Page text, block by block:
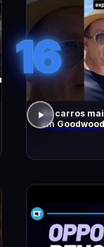
16
Os carros
em Goodwood